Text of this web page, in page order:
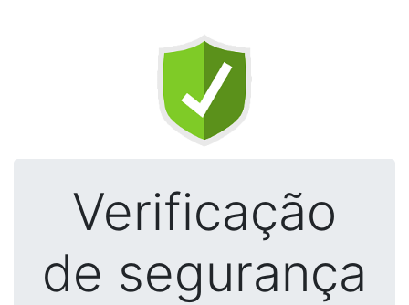
Verificação
de segurança